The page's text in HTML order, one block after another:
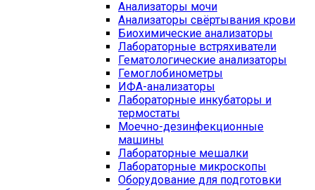
Анализаторы мочи
Анализаторы свёртывания крови
Биохимические анализаторы
Лабораторные встряхиватели
Гематологические анализаторы
Гемоглобинометры
ИФА-анализаторы
Лабораторные инкубаторы и
термостаты
Моечно-дезинфекционные
машины
Лабораторные мешалки
Лабораторные микроскопы
Оборудование для подготовки